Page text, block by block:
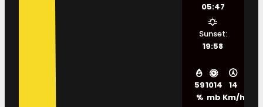
59
%
1014
mb
14
Km/h
05:47
Sunset:
19:58